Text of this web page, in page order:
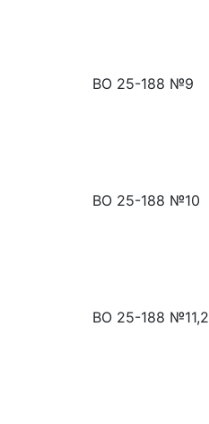
ВО 25-188 №9
ВО 25-188 №10
ВО 25-188 №11,2